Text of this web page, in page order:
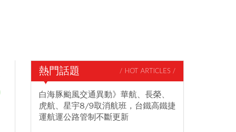
熱門話題 / HOT ARTICLES /
白海豚颱風交通異動》華航、長榮、
虎航、星宇8/9取消航班，台鐵高鐵捷
運航運公路管制不斷更新